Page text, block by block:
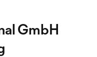
GmbH